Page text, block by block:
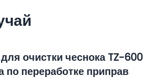
очистки чеснока TZ-600
по переработке приправ